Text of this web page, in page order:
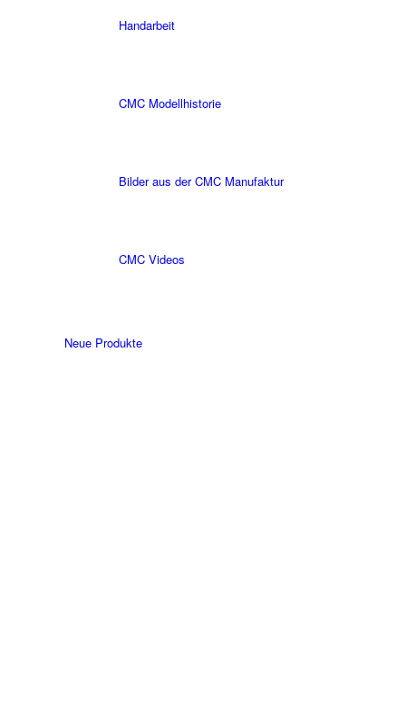
Handarbeit
CMC Modellhistorie
Bilder aus der CMC Manufaktur
CMC Videos
Neue Produkte